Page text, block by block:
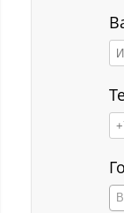
Карагайлинский